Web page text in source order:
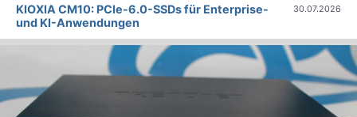
KIOXIA CM10: PCIe-6.0-SSDs für Enterprise-
und KI-Anwendungen
30.07.2026